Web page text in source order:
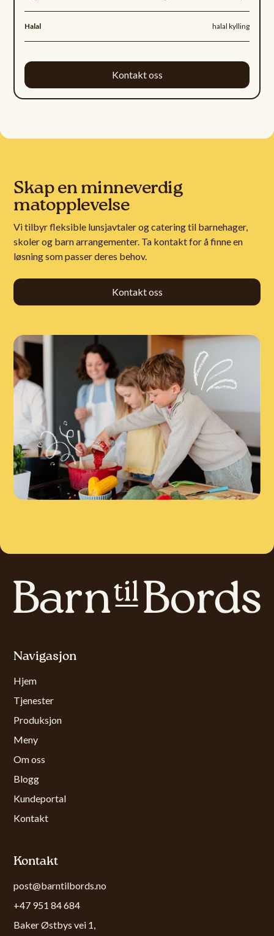
Halal halal kylling
Kontakt oss
Skap en minneverdig
matopplevelse
Vi tilbyr fleksible lunsjavtaler og catering til barnehager,
skoler og barn arrangementer. Ta kontakt for å finne en
løsning som passer deres behov.
Kontakt oss
Navigasjon
Hjem
Tjenester
Produksjon
Meny
Om oss
Blogg
Kundeportal
Kontakt
Kontakt
post@barntilbords.no
+47 951 84 684
Baker Østbys vei 1,